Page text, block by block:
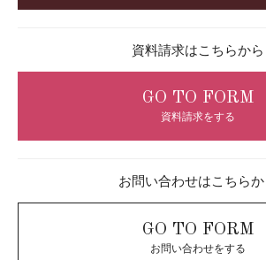
資料請求はこちらから
GO TO FORM
資料請求をする
お問い合わせはこちらか
GO TO FORM
お問い合わせをする